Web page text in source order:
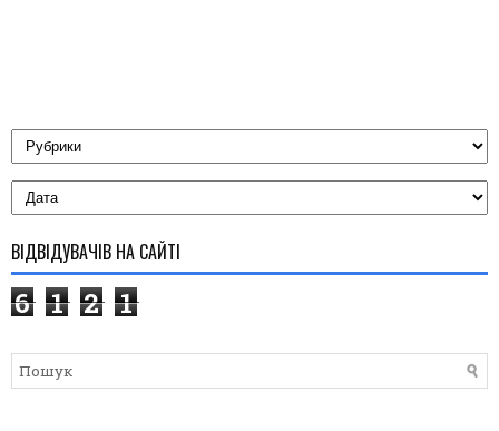
ВІДВІДУВАЧІВ НА САЙТІ
6 1 2 1